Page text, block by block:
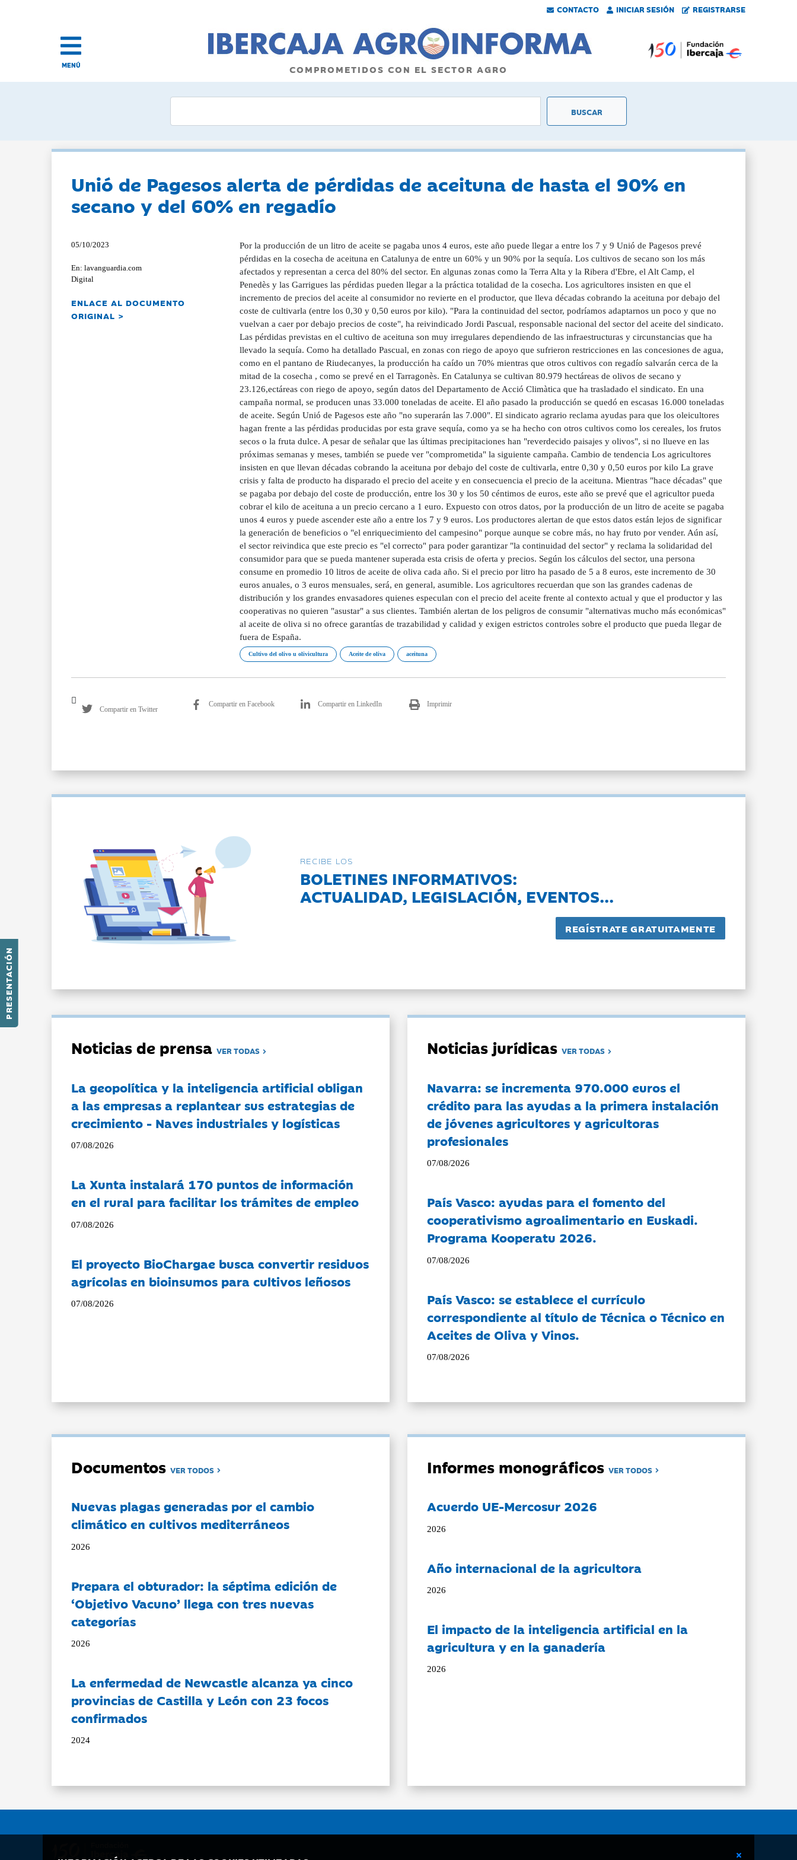
CONTACTO INICIAR SESIÓN REGISTRARSE
PRESENTACIÓN
MENÚ COMPROMETIDOS CON EL SECTOR AGRO
Unió de Pagesos alerta de pérdidas de aceituna de hasta el 90% en
secano y del 60% en regadío
05/10/2023
En: lavanguardia.com
Digital
ENLACE AL DOCUMENTO
ORIGINAL >
Por la producción de un litro de aceite se pagaba unos 4 euros, este año puede llegar a entre los 7 y 9 Unió de Pagesos prevé
pérdidas en la cosecha de aceituna en Catalunya de entre un 60% y un 90% por la sequía. Los cultivos de secano son los más
afectados y representan a cerca del 80% del sector. En algunas zonas como la Terra Alta y la Ribera d'Ebre, el Alt Camp, el
Penedès y las Garrigues las pérdidas pueden llegar a la práctica totalidad de la cosecha. Los agricultores insisten en que el
incremento de precios del aceite al consumidor no revierte en el productor, que lleva décadas cobrando la aceituna por debajo del
coste de cultivarla (entre los 0,30 y 0,50 euros por kilo). "Para la continuidad del sector, podríamos adaptarnos un poco y que no
vuelvan a caer por debajo precios de coste", ha reivindicado Jordi Pascual, responsable nacional del sector del aceite del sindicato.
Las pérdidas previstas en el cultivo de aceituna son muy irregulares dependiendo de las infraestructuras y circunstancias que ha
llevado la sequía. Como ha detallado Pascual, en zonas con riego de apoyo que sufrieron restricciones en las concesiones de agua,
como en el pantano de Riudecanyes, la producción ha caído un 70% mientras que otros cultivos con regadío salvarán cerca de la
mitad de la cosecha , como se prevé en el Tarragonès. En Catalunya se cultivan 80.979 hectáreas de olivos de secano y
23.126,ectáreas con riego de apoyo, según datos del Departamento de Acció Climàtica que ha trasladado el sindicato. En una
campaña normal, se producen unas 33.000 toneladas de aceite. El año pasado la producción se quedó en escasas 16.000 toneladas
de aceite. Según Unió de Pagesos este año "no superarán las 7.000". El sindicato agrario reclama ayudas para que los oleicultores
hagan frente a las pérdidas producidas por esta grave sequía, como ya se ha hecho con otros cultivos como los cereales, los frutos
secos o la fruta dulce. A pesar de señalar que las últimas precipitaciones han "reverdecido paisajes y olivos", si no llueve en las
próximas semanas y meses, también se puede ver "comprometida" la siguiente campaña. Cambio de tendencia Los agricultores
insisten en que llevan décadas cobrando la aceituna por debajo del coste de cultivarla, entre 0,30 y 0,50 euros por kilo La grave
crisis y falta de producto ha disparado el precio del aceite y en consecuencia el precio de la aceituna. Mientras "hace décadas" que
se pagaba por debajo del coste de producción, entre los 30 y los 50 céntimos de euros, este año se prevé que el agricultor pueda
cobrar el kilo de aceituna a un precio cercano a 1 euro. Expuesto con otros datos, por la producción de un litro de aceite se pagaba
unos 4 euros y puede ascender este año a entre los 7 y 9 euros. Los productores alertan de que estos datos están lejos de significar
la generación de beneficios o "el enriquecimiento del campesino" porque aunque se cobre más, no hay fruto por vender. Aún así,
el sector reivindica que este precio es "el correcto" para poder garantizar "la continuidad del sector" y reclama la solidaridad del
consumidor para que se pueda mantener superada esta crisis de oferta y precios. Según los cálculos del sector, una persona
consume en promedio 10 litros de aceite de oliva cada año. Si el precio por litro ha pasado de 5 a 8 euros, este incremento de 30
euros anuales, o 3 euros mensuales, será, en general, asumible. Los agricultores recuerdan que son las grandes cadenas de
distribución y los grandes envasadores quienes especulan con el precio del aceite frente al contexto actual y que el productor y las
cooperativas no quieren "asustar" a sus clientes. También alertan de los peligros de consumir "alternativas mucho más económicas"
al aceite de oliva si no ofrece garantías de trazabilidad y calidad y exigen estrictos controles sobre el producto que pueda llegar de
fuera de España.
Cultivo del olivo u olivicultura Aceite de oliva aceituna
Compartir en Twitter
Compartir en Facebook Compartir en LinkedIn Imprimir
RECIBE LOS
BOLETINES INFORMATIVOS:
ACTUALIDAD, LEGISLACIÓN, EVENTOS...
Noticias de prensaVER TODAS
La geopolítica y la inteligencia artificial obligan
a las empresas a replantear sus estrategias de
crecimiento - Naves industriales y logísticas
07/08/2026
La Xunta instalará 170 puntos de información
en el rural para facilitar los trámites de empleo
07/08/2026
El proyecto BioChargae busca convertir residuos
agrícolas en bioinsumos para cultivos leñosos
07/08/2026
Noticias jurídicasVER TODAS
Navarra: se incrementa 970.000 euros el
crédito para las ayudas a la primera instalación
de jóvenes agricultores y agricultoras
profesionales
07/08/2026
País Vasco: ayudas para el fomento del
cooperativismo agroalimentario en Euskadi.
Programa Kooperatu 2026.
07/08/2026
País Vasco: se establece el currículo
correspondiente al título de Técnica o Técnico en
Aceites de Oliva y Vinos.
07/08/2026
DocumentosVER TODOS
Nuevas plagas generadas por el cambio
climático en cultivos mediterráneos
2026
Prepara el obturador: la séptima edición de
‘Objetivo Vacuno’ llega con tres nuevas
categorías
2026
La enfermedad de Newcastle alcanza ya cinco
provincias de Castilla y León con 23 focos
confirmados
2024
Informes monográficosVER TODOS
Acuerdo UE-Mercosur 2026
2026
Año internacional de la agricultora
2026
El impacto de la inteligencia artificial en la
agricultura y en la ganadería
2026